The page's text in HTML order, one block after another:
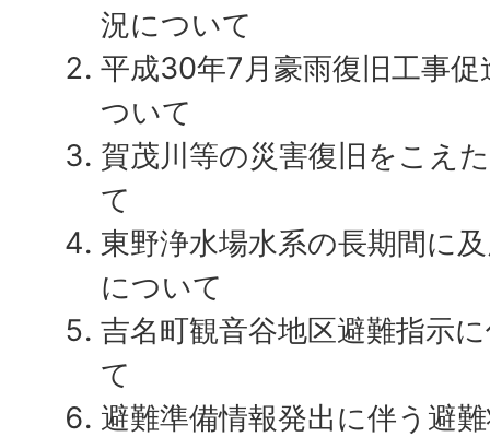
況について
平成30年7月豪雨復旧工事
ついて
賀茂川等の災害復旧をこえ
て
東野浄水場水系の長期間に
について
吉名町観音谷地区避難指示
て
避難準備情報発出に伴う避